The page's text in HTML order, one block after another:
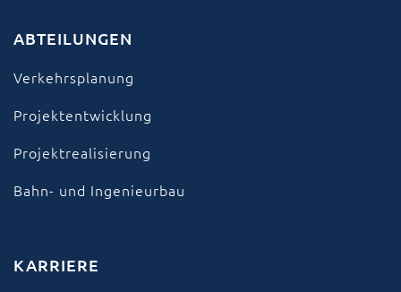
ABTEILUNGEN
Verkehrsplanung
Projektentwicklung
Projektrealisierung
Bahn- und Ingenieurbau
KARRIERE